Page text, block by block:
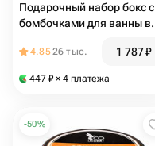
Подарочный набор бокс с
бомбочками для ванны в
4.8526 тыс. 1 787₽
447 ₽ × 4 платежа
-50%